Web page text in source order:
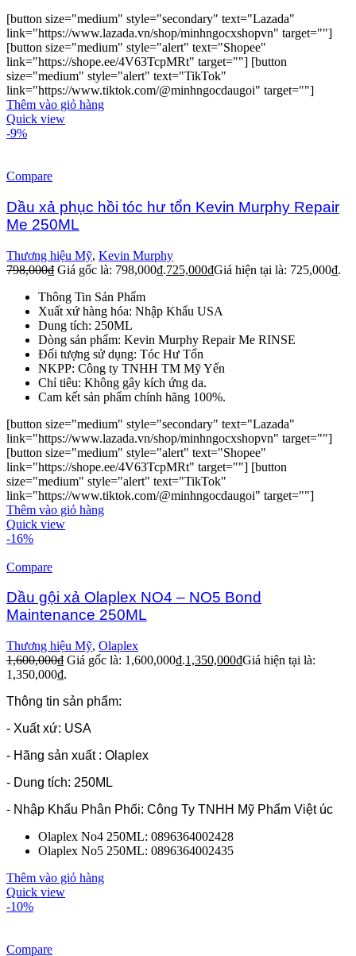
[button size="medium" style="secondary" text="Lazada"
link="https://www.lazada.vn/shop/minhngocxshopvn" target=""]
[button size="medium" style="alert" text="Shopee"
link="https://shope.ee/4V63TcpMRt" target=""] [button
size="medium" style="alert" text="TikTok"
link="https://www.tiktok.com/@minhngocdaugoi" target=""]
Thêm vào giỏ hàng
Quick view
-9%
Compare
Dầu xả phục hồi tóc hư tổn Kevin Murphy Repair
Me 250ML
Thương hiệu Mỹ, Kevin Murphy
798,000₫ Giá gốc là: 798,000₫.725,000₫Giá hiện tại là: 725,000₫.
Thông Tin Sản Phẩm
Xuất xứ hàng hóa: Nhập Khẩu USA
Dung tích: 250ML
Dòng sản phẩm: Kevin Murphy Repair Me RINSE
Đối tượng sử dụng: Tóc Hư Tổn
NKPP: Công ty TNHH TM Mỹ Yến
Chỉ tiêu: Không gây kích ứng da.
Cam kết sản phẩm chính hãng 100%.
[button size="medium" style="secondary" text="Lazada"
link="https://www.lazada.vn/shop/minhngocxshopvn" target=""]
[button size="medium" style="alert" text="Shopee"
link="https://shope.ee/4V63TcpMRt" target=""] [button
size="medium" style="alert" text="TikTok"
link="https://www.tiktok.com/@minhngocdaugoi" target=""]
Thêm vào giỏ hàng
Quick view
-16%
Compare
Dầu gội xả Olaplex NO4 – NO5 Bond
Maintenance 250ML
Thương hiệu Mỹ, Olaplex
1,600,000₫ Giá gốc là: 1,600,000₫.1,350,000₫Giá hiện tại là:
1,350,000₫.
Thông tin sản phẩm:
- Xuất xứ: USA
- Hãng sản xuất : Olaplex
- Dung tích: 250ML
- Nhập Khẩu Phân Phối: Công Ty TNHH Mỹ Phẩm Việt úc
Olaplex No4 250ML: 0896364002428
Olaplex No5 250ML: 0896364002435
Thêm vào giỏ hàng
Quick view
-10%
Compare